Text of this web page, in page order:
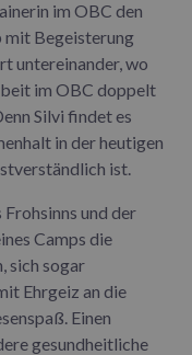
im OBC den
mit Begeisterung
untereinander, wo
im OBC doppelt
Silvi findet es
in der heutigen
ist.
und der
Camps die
sich sogar
Ehrgeiz an die
Einen
gesundheitliche